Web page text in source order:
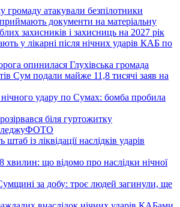
громаду атакували безпілотники
документи на матеріальну
захисників і захисниць на 2027 рік
у лікарні після нічних ударів КАБ по
опинилася Глухівська громада
Сум подали майже 11,8 тисячі заяв на
удару по Сумах: бомба пробила
біля гуртожитку
ФОТО
із ліквідації наслідків ударів
що відомо про наслідки нічної
за добу: троє людей загинули, ще